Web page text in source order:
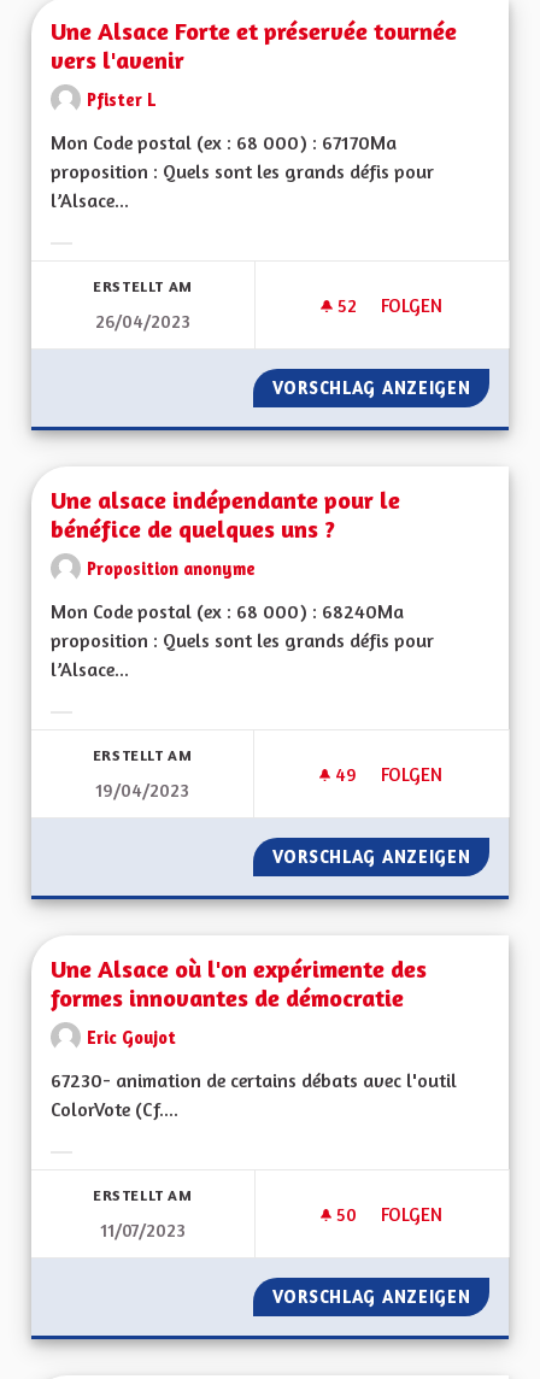
Une Alsace Forte et préservée tournée
vers l'avenir
Pfister L
Mon Code postal (ex : 68 000) : 67170Ma
proposition : Quels sont les grands défis pour
l’Alsace...
ERSTELLT AM
26/04/2023
52 52 FOLLOWER
FOLGEN
UNE ALSACE
VORSCHLAG ANZEIGEN UNE
Une alsace indépendante pour le
bénéfice de quelques uns ?
Proposition anonyme
Mon Code postal (ex : 68 000) : 68240Ma
proposition : Quels sont les grands défis pour
l’Alsace...
ERSTELLT AM
19/04/2023
49 49 FOLLOWER
FOLGEN
UNE ALSACE
VORSCHLAG ANZEIGEN UNE
Une Alsace où l'on expérimente des
formes innovantes de démocratie
Eric Goujot
67230- animation de certains débats avec l'outil
ColorVote (Cf....
ERSTELLT AM
11/07/2023
50 50 FOLLOWER
FOLGEN
UNE ALSACE OÙ
VORSCHLAG ANZEIGEN UNE